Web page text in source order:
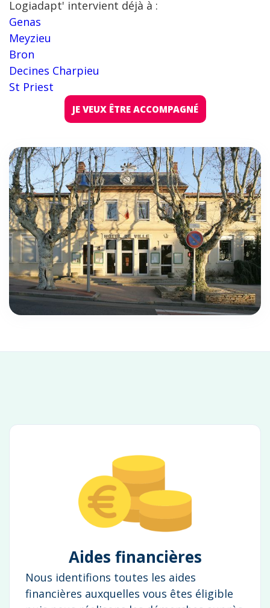
Logiadapt' intervient déjà à :
Genas
Meyzieu
Bron
Decines Charpieu
St Priest
JE VEUX ÊTRE ACCOMPAGNÉ
Aides financières
Nous identifions toutes les aides
financières auxquelles vous êtes éligible